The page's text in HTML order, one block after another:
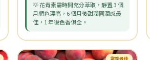
💡 花青素需時間充分萃取，靜置 3 個
月顏色漂亮，6 個月後甜潤圓潤感最
佳，1 年後色香俱全。